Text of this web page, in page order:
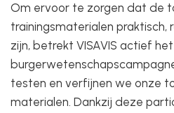
Om ervoor te zorgen dat de
trainingsmaterialen
zijn, betrekt VISAVIS actief
testen en verfijnen we onze
materialen. Dankzij deze